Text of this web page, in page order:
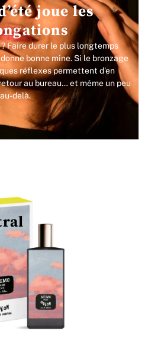
joue les
Faire durer le plus longtemps
bonne mine. Si le bronzage
réflexes permettent d'en
au bureau… et même un peu
au-delà.